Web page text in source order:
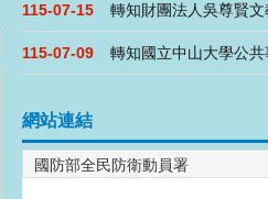
115-07-15 轉知財團法人吳尊賢
115-07-09 轉知國立中山大學公
網站連結